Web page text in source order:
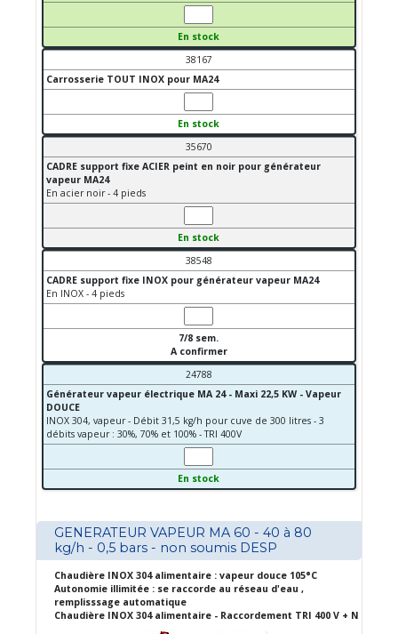
En stock
38167
Carrosserie TOUT INOX pour MA24
En stock
35670
CADRE support fixe ACIER peint en noir pour générateur
vapeur MA24
En acier noir - 4 pieds
En stock
38548
CADRE support fixe INOX pour générateur vapeur MA24
En INOX - 4 pieds
7/8 sem.
A confirmer
24788
Générateur vapeur électrique MA 24 - Maxi 22,5 KW - Vapeur
DOUCE
INOX 304, vapeur - Débit 31,5 kg/h pour cuve de 300 litres - 3
débits vapeur : 30%, 70% et 100% - TRI 400V
En stock
GENERATEUR VAPEUR MA 60 - 40 à 80
kg/h - 0,5 bars - non soumis DESP
Chaudière INOX 304 alimentaire : vapeur douce 105°C
Autonomie illimitée : se raccorde au réseau d'eau ,
remplisssage automatique
Chaudière INOX 304 alimentaire - Raccordement TRI 400 V + N